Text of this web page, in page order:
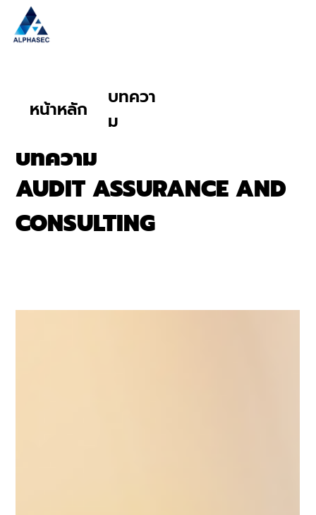
บทความ
AUDIT ASSURANCE AND
CONSULTING
หน้าหลัก
บทควา
ม